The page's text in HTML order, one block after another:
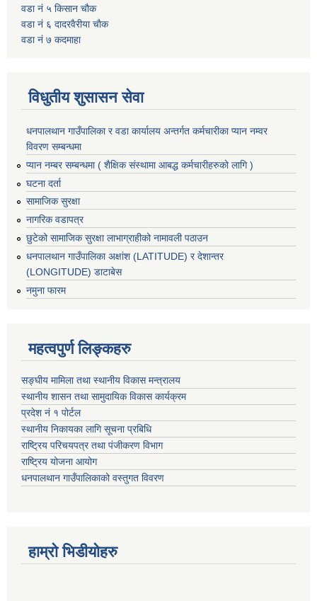
वडा नं ५ किसान चौक
वडा नं ६ दादरवैरीया चाैक
वडा नं ७ कदमाहा
विधुतीय शुसासन सेवा
धनपालथान गाउँपालिका र वडा कार्यालय अन्तर्गत कर्मचारीका प्यान नम्वर
विवरण सम्बन्धमा
प्यान नम्बर सम्बन्धमा ( शैक्षिक संस्थामा आबद्ध कर्मचारीहरुको लागि )
घटना दर्ता
सामाजिक सुरक्षा
नागरिक वडापत्र
छुटेको सामाजिक सुरक्षा लाभाग्राहीको नामावली पठाउन
धनपालथान गाउँपालिका अक्षांश (LATITUDE) र देशान्तर
(LONGITUDE) डाटाबेस
नमुना फारम
महत्वपुर्ण लिङ्कहरु
सङ्घीय मामिला तथा स्थानीय विकास मन्त्रालय
स्थानीय शासन तथा सामुदायिक विकास कार्यक्रम
प्रदेश नं १ पोर्टल
स्थानीय निकायका लागि सूचना प्रबिधि
राष्ट्रिय परिचयपत्र तथा पंजीकरण विभाग
राष्ट्रिय योजना आयोग
धनपालथान गाउँपालिकाको वस्तुगत विवरण
हाम्रो भिडीयोहरु